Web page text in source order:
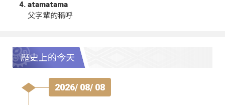
atamatama
父字輩的稱呼
歷史上的今天
2026/ 08/ 08